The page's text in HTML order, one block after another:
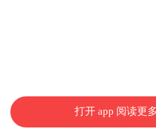
打开 app 阅读更